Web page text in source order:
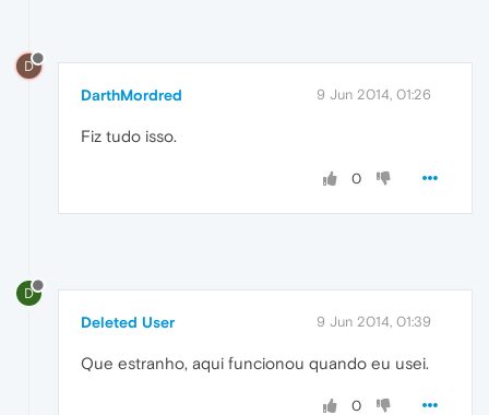
D
DarthMordred 9 Jun 2014, 01:26
Fiz tudo isso.
0
D
Deleted User 9 Jun 2014, 01:39
Que estranho, aqui funcionou quando eu usei.
0